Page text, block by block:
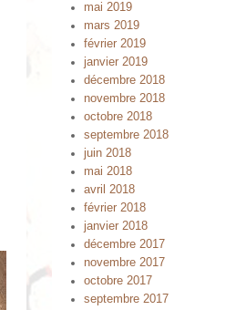
mai 2019
mars 2019
février 2019
janvier 2019
décembre 2018
novembre 2018
octobre 2018
septembre 2018
juin 2018
mai 2018
avril 2018
février 2018
janvier 2018
décembre 2017
novembre 2017
octobre 2017
septembre 2017